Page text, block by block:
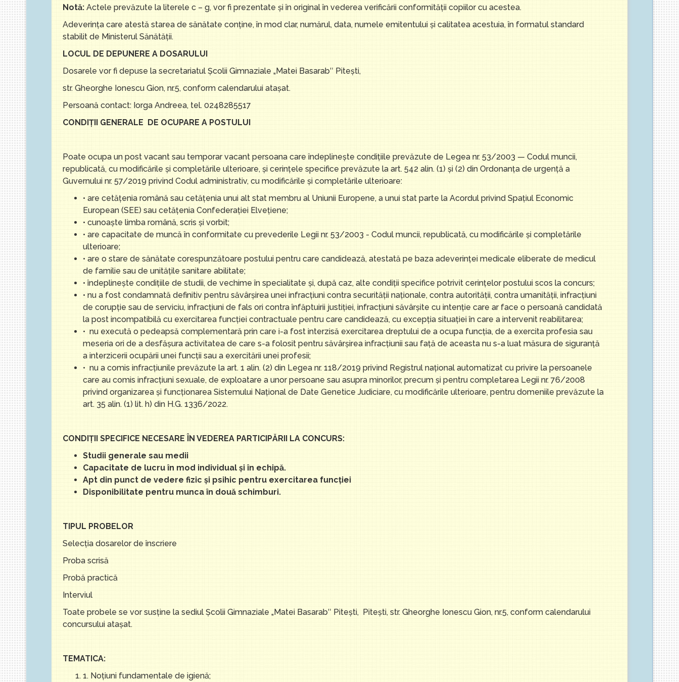
Notă:Actele prevăzute la literele c – g, vor fi prezentate şi în original în vederea verificării conformităţii copiilor cu acestea.
Adeverinţa care atestă starea de sănătate conţine, în mod clar, numărul, data, numele emitentului şi calitatea acestuia, în formatul standard
stabilit de Ministerul Sănătăţii.
LOCUL DE DEPUNERE A DOSARULUI
Dosarele vor fi depuse la secretariatul Școlii Gimnaziale „Matei Basarab″ Piteşti,
str. Gheorghe Ionescu Gion, nr.5, conform calendarului ataşat.
Persoană contact: Iorga Andreea, tel. 0248285517
CONDIŢII GENERALE DE OCUPARE A POSTULUI
Poate ocupa un post vacant sau temporar vacant persoana care îndeplinește condițiile prevăzute de Legea nr. 53/2003 — Codul muncii,
republicată, cu modificările și completările ulterioare, și cerințele specifice prevăzute la art. 542 alin. (1) și (2) din Ordonanța de urgență a
Guvernului nr. 57/2019 privind Codul administrativ, cu modificările și completările ulterioare:
• are cetăţenia română sau cetăţenia unui alt stat membru al Uniunii Europene, a unui stat parte la Acordul privind Spaţiul Economic
European (SEE) sau cetăţenia Confederaţiei Elveţiene;
• cunoaşte limba română, scris şi vorbit;
• are capacitate de muncă în conformitate cu prevederile Legii nr. 53/2003 - Codul muncii, republicată, cu modificările şi completările
ulterioare;
• are o stare de sănătate corespunzătoare postului pentru care candidează, atestată pe baza adeverinţei medicale eliberate de medicul
de familie sau de unităţile sanitare abilitate;
• îndeplineşte condiţiile de studii, de vechime în specialitate şi, după caz, alte condiţii specifice potrivit cerinţelor postului scos la concurs;
• nu a fost condamnată definitiv pentru săvârşirea unei infracţiuni contra securităţii naţionale, contra autorităţii, contra umanităţii, infracţiuni
de corupţie sau de serviciu, infracţiuni de fals ori contra înfăptuirii justiţiei, infracţiuni săvârşite cu intenţie care ar face o persoană candidată
la post incompatibilă cu exercitarea funcţiei contractuale pentru care candidează, cu excepţia situaţiei în care a intervenit reabilitarea;
• nu execută o pedeapsă complementară prin care i-a fost interzisă exercitarea dreptului de a ocupa funcţia, de a exercita profesia sau
meseria ori de a desfăşura activitatea de care s-a folosit pentru săvârşirea infracţiunii sau faţă de aceasta nu s-a luat măsura de siguranţă
a interzicerii ocupării unei funcţii sau a exercitării unei profesii;
• nu a comis infracţiunile prevăzute la art. 1 alin. (2) din Legea nr. 118/2019 privind Registrul naţional automatizat cu privire la persoanele
care au comis infracţiuni sexuale, de exploatare a unor persoane sau asupra minorilor, precum şi pentru completarea Legii nr. 76/2008
privind organizarea şi funcţionarea Sistemului Naţional de Date Genetice Judiciare, cu modificările ulterioare, pentru domeniile prevăzute la
art. 35 alin. (1) lit. h) din H.G. 1336/2022.
CONDIŢII SPECIFICE NECESARE ÎN VEDEREA PARTICIPĂRII LA CONCURS:
Studii generale sau medii
Capacitate de lucru în mod individual și în echipă.
Apt din punct de vedere fizic şi psihic pentru exercitarea funcţiei
Disponibilitate pentru munca în două schimburi.
TIPUL PROBELOR
Selecţia dosarelor de înscriere
Proba scrisă
Probă practică
Interviul
Toate probele se vor susţine la sediul Școlii Gimnaziale „Matei Basarab″ Piteşti, Piteşti, str. Gheorghe Ionescu Gion, nr.5, conform calendarului
concursului ataşat.
TEMATICA:
1. Noţiuni fundamentale de igienă;